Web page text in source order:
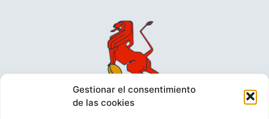
Gestionar el consentimiento
de las cookies